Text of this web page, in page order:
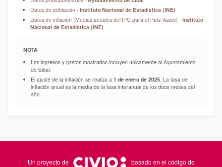
Datos de población · Instituto Nacional de Estadística (INE)
Datos de inflación (Medias anuales del IPC para el País Vasco) · Instituto
Nacional de Estadística (INE)
NOTA
Los ingresos y gastos mostrados incluyen únicamente al Ayuntamiento
de Eibar.
El ajuste de la inflación se realiza a 1 de enero de 2025. La tasa de
inflación anual es la media de la tasa interanual de los doce meses del
año.
Un proyecto de basado en el código de